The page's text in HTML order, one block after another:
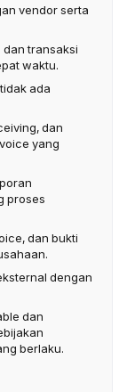
vendor serta
transaksi
waktu.
ada
dan
yang
proses
dan bukti
dengan
dan
berlaku.